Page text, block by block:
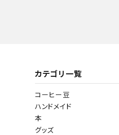
カテゴリ一覧
コーヒー豆
ハンドメイド
本
グッズ